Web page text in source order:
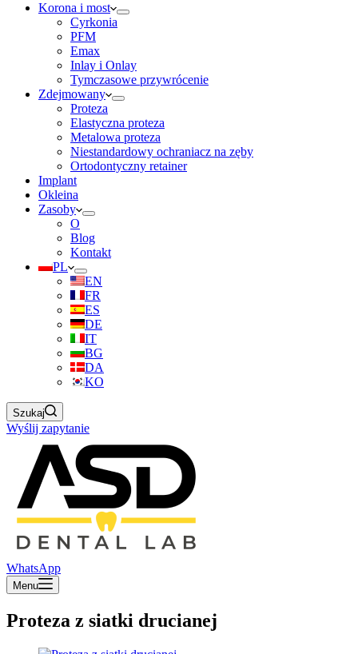
Korona i most
Cyrkonia
PFM
Emax
Inlay i Onlay
Tymczasowe przywrócenie
Zdejmowany
Proteza
Elastyczna proteza
Metalowa proteza
Niestandardowy ochraniacz na zęby
Ortodontyczny retainer
Implant
Okleina
Zasoby
O
Blog
Kontakt
PL
EN
FR
ES
DE
IT
BG
DA
KO
Szukaj
Wyślij zapytanie
WhatsApp
Menu
Proteza z siatki drucianej